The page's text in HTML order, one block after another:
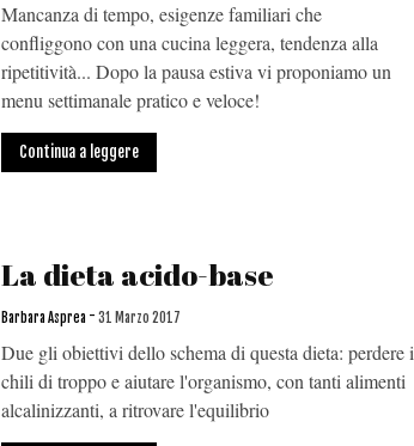
Mancanza di tempo, esigenze familiari che
confliggono con una cucina leggera, tendenza alla
ripetitività... Dopo la pausa estiva vi proponiamo un
menu settimanale pratico e veloce!
Continua a leggere
La dieta acido-base
Barbara Asprea - 31 Marzo 2017
Due gli obiettivi dello schema di questa dieta: perdere i
chili di troppo e aiutare l'organismo, con tanti alimenti
alcalinizzanti, a ritrovare l'equilibrio